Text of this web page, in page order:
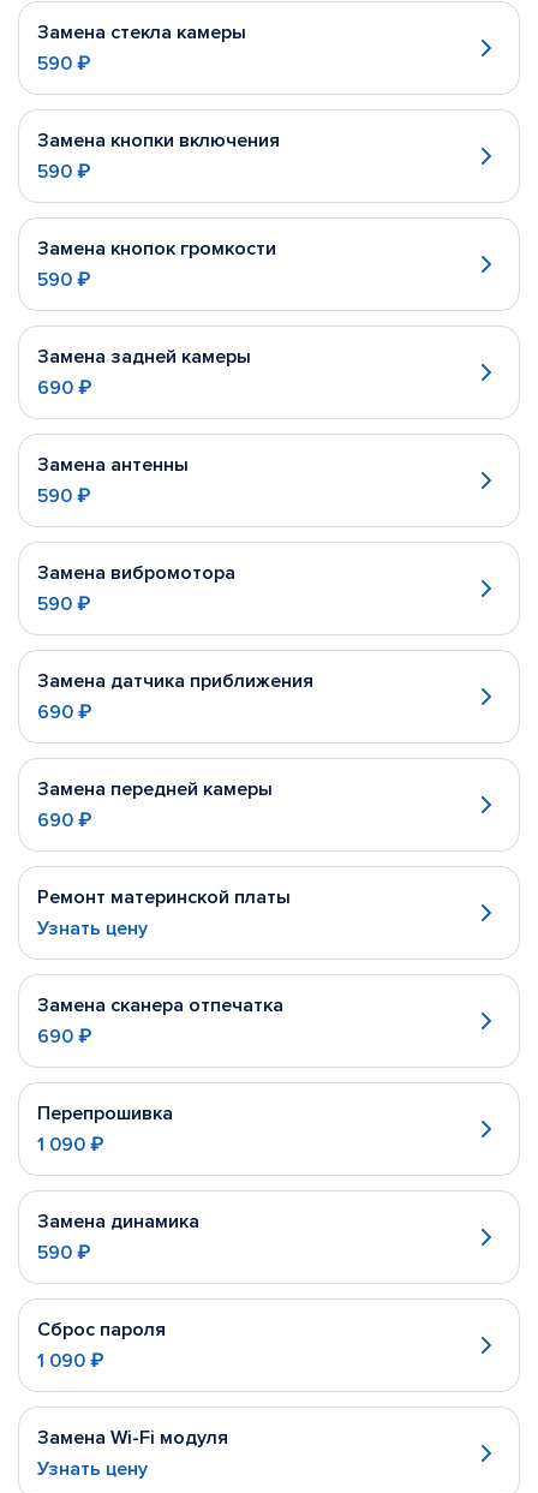
Замена стекла камеры
590 ₽
Замена кнопки включения
590 ₽
Замена кнопок громкости
590 ₽
Замена задней камеры
690 ₽
Замена антенны
590 ₽
Замена вибромотора
590 ₽
Замена датчика приближения
690 ₽
Замена передней камеры
690 ₽
Ремонт материнской платы
Узнать цену
Замена сканера отпечатка
690 ₽
Перепрошивка
1 090 ₽
Замена динамика
590 ₽
Сброс пароля
1 090 ₽
Замена Wi-Fi модуля
Узнать цену